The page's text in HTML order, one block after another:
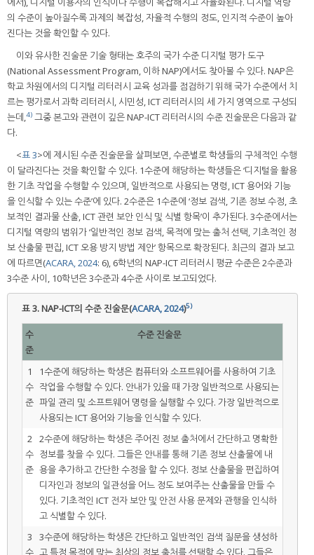
의 수준이 높아질수록 과제의 복잡성, 자율적 수행의 정도, 인지적 수준이 높아
진다는 것을 확인할 수 있다.
이와 유사한 진술문 기술 형태는 호주의 국가 수준 디지털 평가 도구
(National Assessment Program, 이하 NAP)에서도 찾아볼 수 있다. NAP은
학교 차원에서의 디지털 리터러시 교육 성과를 점검하기 위해 국가 수준에서 치
르는 평가로서 과학 리터러시, 시민성, ICT 리터러시의 세 가지 영역으로 구성되
는데,4) 그중 본고와 관련이 깊은 NAP-ICT 리터러시의 수준 진술문은 다음과 같
다.
<표 3>에 제시된 수준 진술문을 살펴보면, 수준별로 학생들의 구체적인 수행
이 달라진다는 것을 확인할 수 있다. 1수준에 해당하는 학생들은 ‘디지털을 활용
한 기초 작업을 수행할 수 있으며, 일반적으로 사용되는 명령, ICT 용어와 기능
을 인식할 수 있는 수준’에 있다. 2수준은 1수준에 ‘정보 검색, 기존 정보 수정, 초
보적인 결과물 산출, ICT 관련 보안 인식 및 식별 항목’이 추가된다. 3수준에서는
디지털 역량의 범위가 ‘일반적인 정보 검색, 목적에 맞는 출처 선택, 기초적인 정
보 산출물 편집, ICT 오용 방지 방법 제안’ 항목으로 확장된다. 최근의 결과 보고
에 따르면(ACARA, 2024: 6), 6학년의 NAP-ICT 리터러시 평균 수준은 2수준과
3수준 사이, 10학년은 3수준과 4수준 사이로 보고되었다.
표 3.NAP-ICT의 수준 진술문(ACARA, 2024)5)
수
준
수준 진술문
1
수
준
1수준에 해당하는 학생은 컴퓨터와 소프트웨어를 사용하여 기초
작업을 수행할 수 있다. 안내가 있을 때 가장 일반적으로 사용되는
파일 관리 및 소프트웨어 명령을 실행할 수 있다. 가장 일반적으로
사용되는 ICT 용어와 기능을 인식할 수 있다.
2
수
준
2수준에 해당하는 학생은 주어진 정보 출처에서 간단하고 명확한
정보를 찾을 수 있다. 그들은 안내를 통해 기존 정보 산출물에 내
용을 추가하고 간단한 수정을 할 수 있다. 정보 산출물을 편집하여
디자인과 정보의 일관성을 어느 정도 보여주는 산출물을 만들 수
있다. 기초적인 ICT 전자 보안 및 안전 사용 문제와 관행을 인식하
고 식별할 수 있다.
3
수
3수준에 해당하는 학생은 간단하고 일반적인 검색 질문을 생성하
고 특정 목적에 맞는 최상의 정보 출처를 선택할 수 있다. 그들은